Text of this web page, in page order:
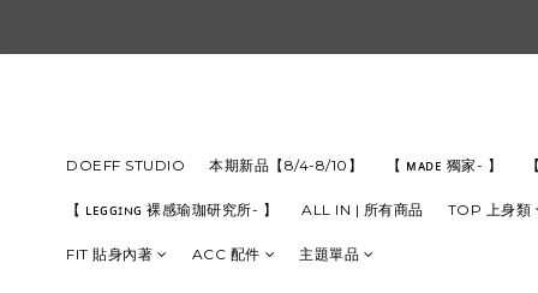
DOEFF STUDIO 本期新品【8/4-8/10】 【 ᴍᴀᴅᴇ 獨家- 】
【 ʟᴇɢɢɪɴɢ 裸感瑜珈研究所- 】 ALL IN | 所有商品 TOP 上身類
FIT 貼身內著 ACC 配件 主題單品